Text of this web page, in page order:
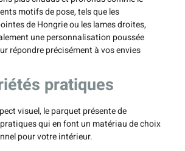
motifs de pose, tels que les
de Hongrie ou les lames droites,
une personnalisation poussée
répondre précisément à vos envies
pratiques
visuel, le parquet présente de
qui en font un matériau de choix
pour votre intérieur.